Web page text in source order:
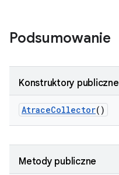
Podsumowanie
Konstruktory publiczne
AtraceCollector()
Metody publiczne